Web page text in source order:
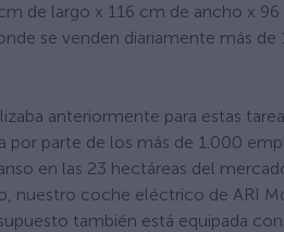
de largo x 116 cm de ancho x
se venden diariamente más de
anteriormente para estas
por parte de los más de 1.000
en las 23 hectáreas del
nuestro coche eléctrico de ARI
también está equipada